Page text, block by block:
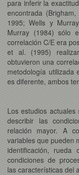
para inferir la
encontrada
1995; Wells y
Murray (1984) sólo
correlación C/E era
et al. (1995)
obtuvieron una
metodología utilizada
es diferente, ambos
Los estudios
describir las
relación mayor. A
variables que pueden
identificación, rueda
condiciones de
las características del